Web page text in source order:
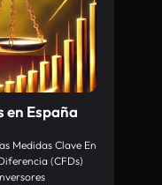
en España
Medidas Clave En
(CFDs)